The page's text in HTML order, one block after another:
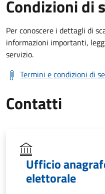
Condizioni di
Per conoscere i dettagli di
informazioni importanti,
servizio.
Termini e condizioni di
Contatti
Ufficio
elettorale